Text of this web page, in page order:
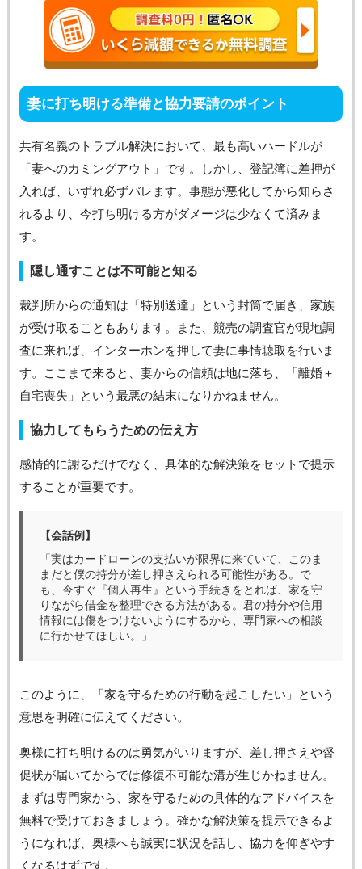
妻に打ち明ける準備と協力要請のポイント
共有名義のトラブル解決において、最も高いハードルが
「妻へのカミングアウト」です。しかし、登記簿に差押が
入れば、いずれ必ずバレます。事態が悪化してから知らさ
れるより、今打ち明ける方がダメージは少なくて済みま
す。
隠し通すことは不可能と知る
裁判所からの通知は「特別送達」という封筒で届き、家族
が受け取ることもあります。また、競売の調査官が現地調
査に来れば、インターホンを押して妻に事情聴取を行いま
す。ここまで来ると、妻からの信頼は地に落ち、「離婚＋
自宅喪失」という最悪の結末になりかねません。
協力してもらうための伝え方
感情的に謝るだけでなく、具体的な解決策をセットで提示
することが重要です。
【会話例】
「実はカードローンの支払いが限界に来ていて、このま
まだと僕の持分が差し押さえられる可能性がある。で
も、今すぐ『個人再生』という手続きをとれば、家を守
りながら借金を整理できる方法がある。君の持分や信用
情報には傷をつけないようにするから、専門家への相談
に行かせてほしい。」
このように、「家を守るための行動を起こしたい」という
意思を明確に伝えてください。
奥様に打ち明けるのは勇気がいりますが、差し押さえや督
促状が届いてからでは修復不可能な溝が生じかねません。
まずは専門家から、家を守るための具体的なアドバイスを
無料で受けておきましょう。確かな解決策を提示できるよ
うになれば、奥様へも誠実に状況を話し、協力を仰ぎやす
くなるはずです。